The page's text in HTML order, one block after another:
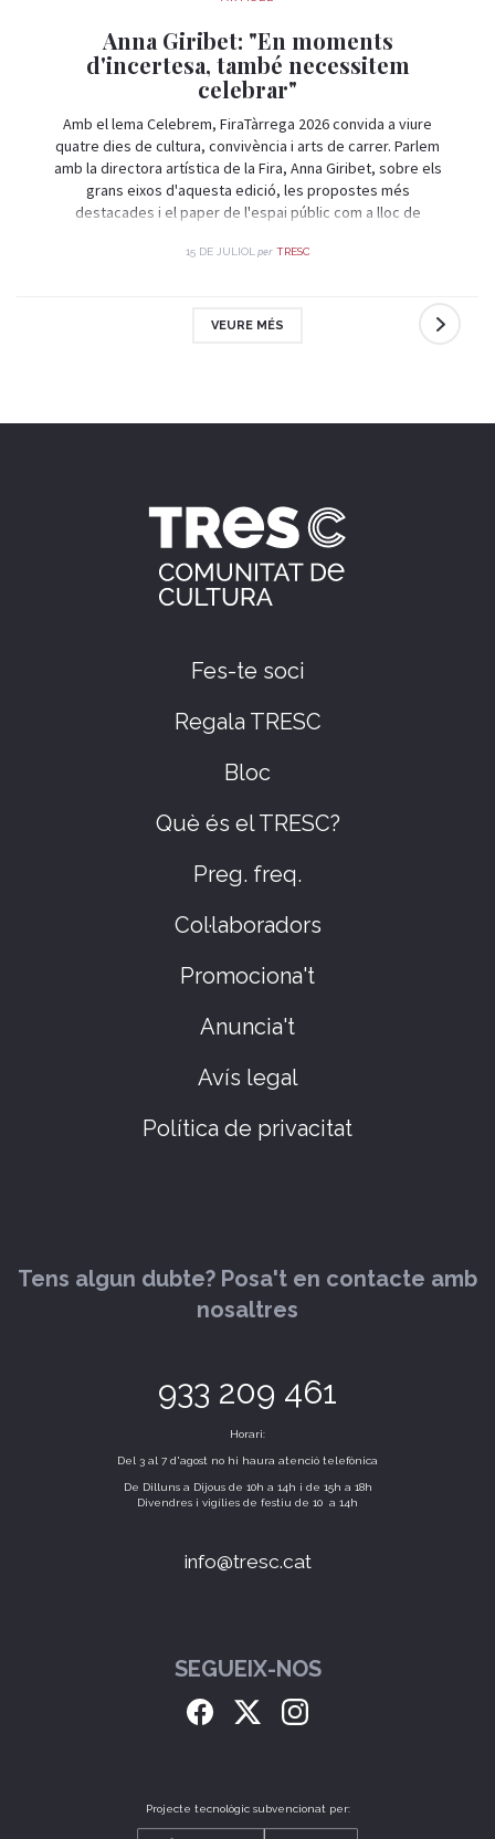
Anna Giribet: "En moments
d'incertesa, també necessitem
celebrar"
Amb el lema Celebrem, FiraTàrrega 2026 convida a viure
quatre dies de cultura, convivència i arts de carrer. Parlem
amb la directora artística de la Fira, Anna Giribet, sobre els
grans eixos d'aquesta edició, les propostes més
destacades i el paper de l'espai públic com a lloc de
15 DE JULIOL per TRESC
VEURE MÉS
Fes-te soci
Regala TRESC
Bloc
Què és el TRESC?
Preg. freq.
Col·laboradors
Promociona't
Anuncia't
Avís legal
Política de privacitat
Tens algun dubte? Posa't en contacte amb
nosaltres
933 209 461
Horari:
Del 3 al 7 d'agost no hi haura atenció telefònica
De Dilluns a Dijous de 10h a 14h i de 15h a 18h
Divendres i vigílies de festiu de 10 a 14h
info@tresc.cat
SEGUEIX-NOS
Projecte tecnològic subvencionat per: